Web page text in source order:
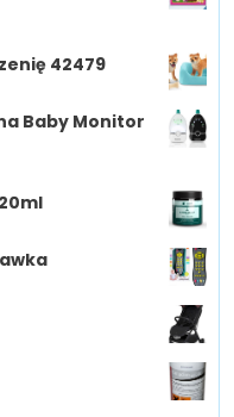
42479
Baby Monitor